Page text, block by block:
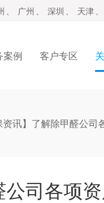
、 广州 、 深圳 、 天津 、
案例 客户专区
资讯】了解除甲醛公
公司各项